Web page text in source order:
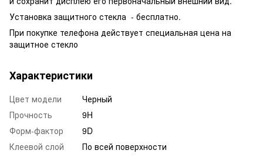
Установка защитного стекла - бесплатно.
При покупке телефона действует специальная цена на
защитное стекло
Характеристики
Цвет модели
Черный
Прочность
9H
Форм-фактор
9D
Клеевой слой
По всей поверхности